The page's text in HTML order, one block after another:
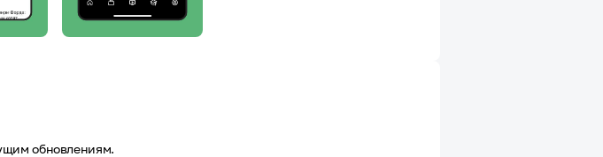
обновлениям.